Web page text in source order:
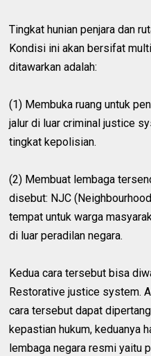
Tingkat hunian penjara dan
Kondisi ini akan bersifat
ditawarkan adalah:
(1) Membuka ruang untuk
jalur di luar criminal justice
tingkat kepolisian.
(2) Membuat lembaga
disebut: NJC
tempat untuk warga
di luar peradilan negara.
Kedua cara tersebut bisa
Restorative justice system.
cara tersebut dapat
kepastian hukum, keduanya
lembaga negara resmi yaitu